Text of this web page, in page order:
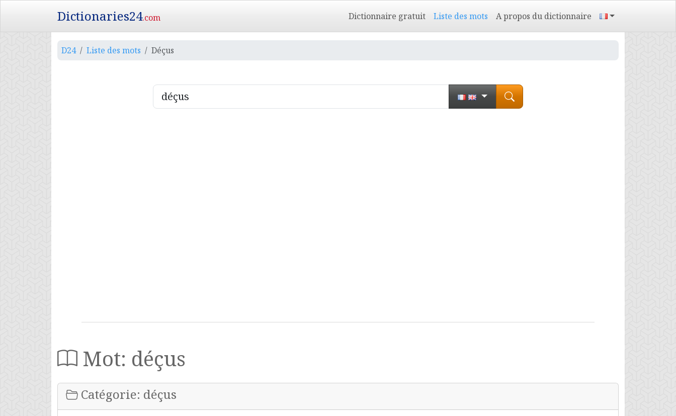
Dictionaries24.com Dictionnaire gratuit Liste des mots A propos du dictionnaire
D24 Liste des mots Déçus
Mot: déçus
Catégorie: déçus